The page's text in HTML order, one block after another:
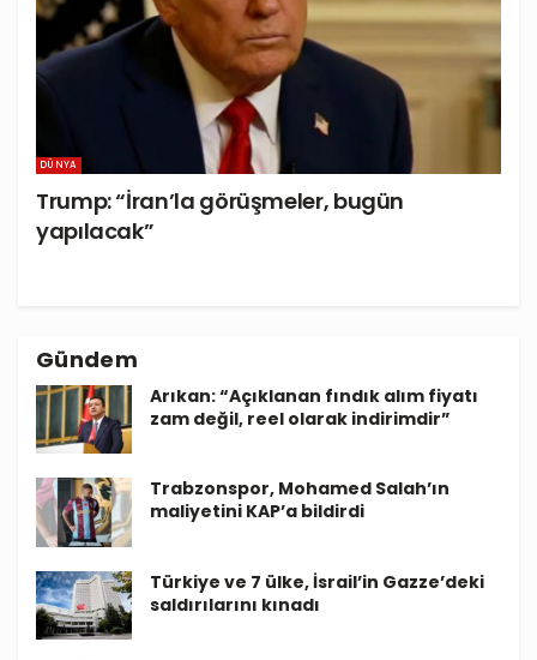
DÜNYA
Trump: “İran’la görüşmeler, bugün
yapılacak”
Gündem
Arıkan: “Açıklanan fındık alım fiyatı
zam değil, reel olarak indirimdir”
Trabzonspor, Mohamed Salah’ın
maliyetini KAP’a bildirdi
Türkiye ve 7 ülke, İsrail’in Gazze’deki
saldırılarını kınadı